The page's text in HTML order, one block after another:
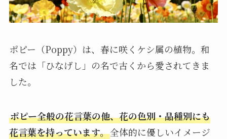
ポピー（Poppy）は、春に咲くケシ属の植物。和
名では「ひなげし」の名で古くから愛されてきま
した。
ポピー全般の花言葉の他、花の色別・品種別にも
花言葉を持っています。全体的に優しいイメージ